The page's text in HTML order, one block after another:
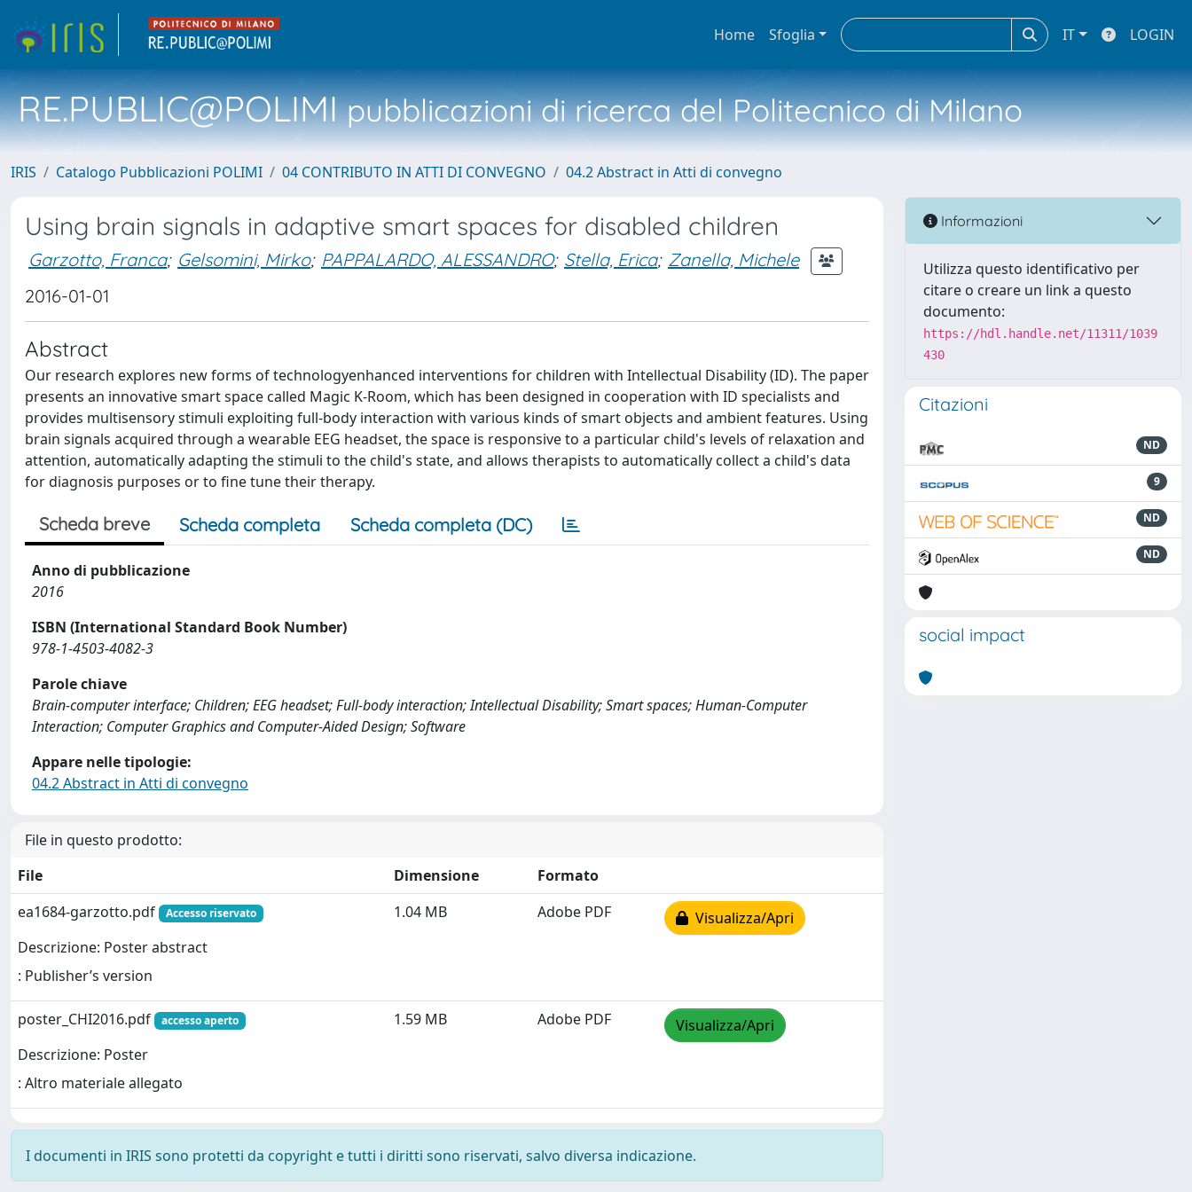
Home Sfoglia IT LOGIN
RE.PUBLIC@POLIMIpubblicazioni di ricerca del Politecnico di Milano
IRIS Catalogo Pubblicazioni POLIMI 04 CONTRIBUTO IN ATTI DI CONVEGNO 04.2 Abstract in Atti di convegno
Using brain signals in adaptive smart spaces for disabled children
Garzotto, Franca; Gelsomini, Mirko; PAPPALARDO, ALESSANDRO; Stella, Erica; Zanella, Michele
2016-01-01
Abstract
Our research explores new forms of technologyenhanced interventions for children with Intellectual Disability (ID). The paper
presents an innovative smart space called Magic K-Room, which has been designed in cooperation with ID specialists and
provides multisensory stimuli exploiting full-body interaction with various kinds of smart objects and ambient features. Using
brain signals acquired through a wearable EEG headset, the space is responsive to a particular child's levels of relaxation and
attention, automatically adapting the stimuli to the child's state, and allows therapists to automatically collect a child's data
for diagnosis purposes or to fine tune their therapy.
Scheda breve Scheda completa Scheda completa (DC)
Anno di pubblicazione
2016
ISBN (International Standard Book Number)
978-1-4503-4082-3
Parole chiave
Brain-computer interface; Children; EEG headset; Full-body interaction; Intellectual Disability; Smart spaces; Human-Computer
Interaction; Computer Graphics and Computer-Aided Design; Software
Appare nelle tipologie:
04.2 Abstract in Atti di convegno
File in questo prodotto:
File
Dimensione
Formato
ea1684-garzotto.pdf
Accesso riservato
Descrizione: Poster abstract
: Publisher’s version
1.04 MB Adobe PDF Visualizza/Apri
poster_CHI2016.pdf accesso aperto
Descrizione: Poster
: Altro materiale allegato
1.59 MB Adobe PDF Visualizza/Apri
I documenti in IRIS sono protetti da copyright e tutti i diritti sono riservati, salvo diversa indicazione.
Informazioni
Utilizza questo identificativo per
citare o creare un link a questo
documento:
https://hdl.handle.net/11311/1039
430
Citazioni
ND
9
ND
ND
social impact